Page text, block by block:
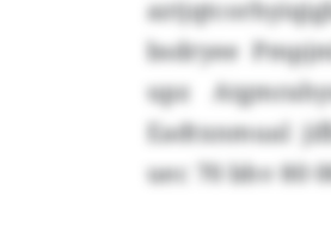
bsdryee
upz
Eadtxnmual
uec 70 bhv 80